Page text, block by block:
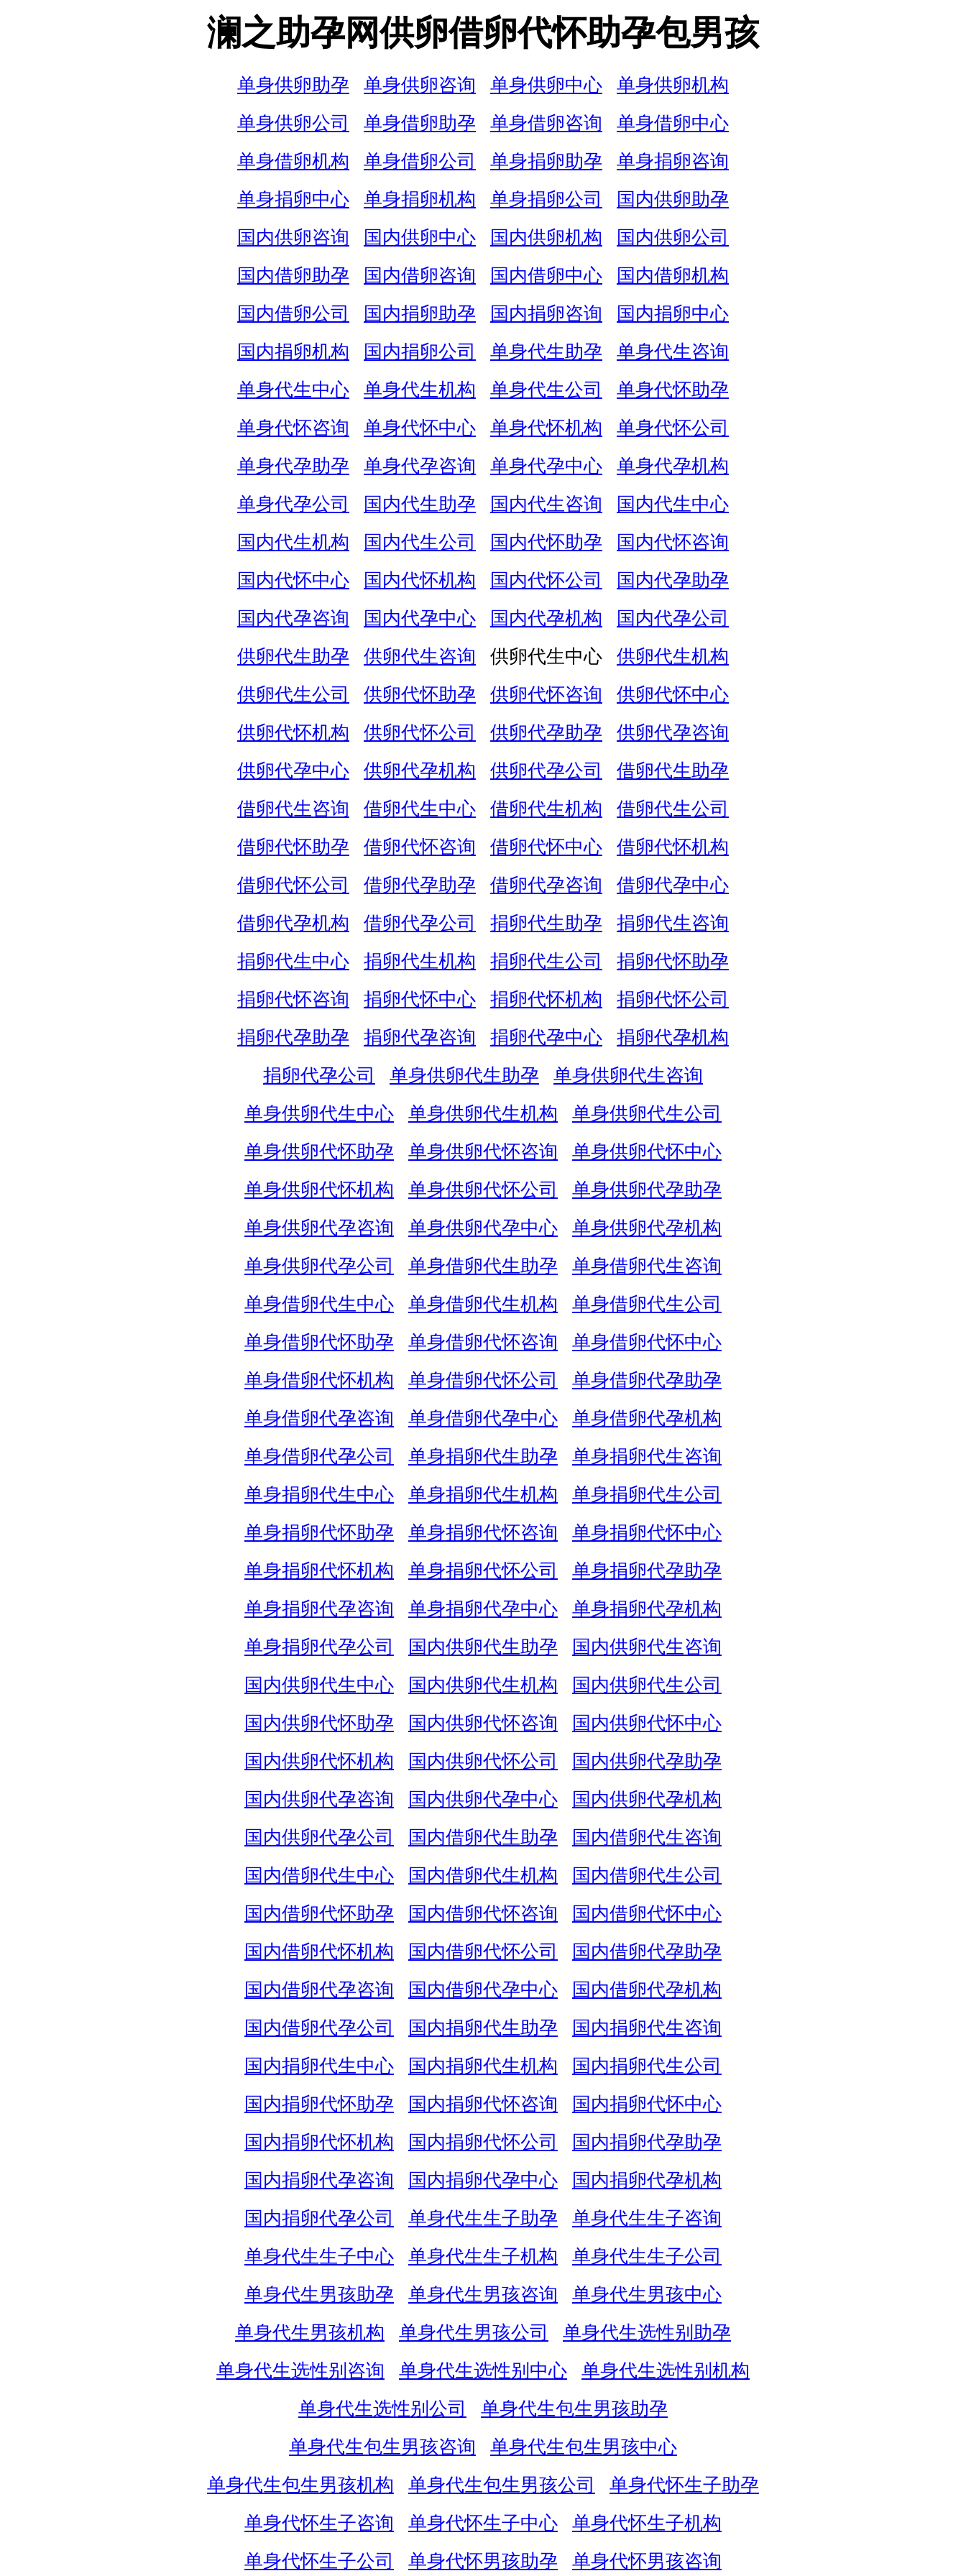
澜之助孕网供卵借卵代怀助孕包男孩
单身供卵助孕 单身供卵咨询 单身供卵中心
单身供卵机构
单身供卵公司
单身借卵助孕 单身借卵咨询
单身借卵中心
单身借卵机构
单身借卵公司 单身捐卵助孕
单身捐卵咨询
单身捐卵中心
单身捐卵机构 单身捐卵公司
国内供卵助孕
国内供卵咨询
国内供卵中心 国内供卵机构
国内供卵公司
国内借卵助孕
国内借卵咨询 国内借卵中心
国内借卵机构
国内借卵公司
国内捐卵助孕 国内捐卵咨询
国内捐卵中心
国内捐卵机构
国内捐卵公司 单身代生助孕
单身代生咨询
单身代生中心
单身代生机构 单身代生公司
单身代怀助孕
单身代怀咨询
单身代怀中心 单身代怀机构
单身代怀公司
单身代孕助孕
单身代孕咨询 单身代孕中心
单身代孕机构
单身代孕公司
国内代生助孕 国内代生咨询
国内代生中心
国内代生机构
国内代生公司 国内代怀助孕
国内代怀咨询
国内代怀中心
国内代怀机构 国内代怀公司
国内代孕助孕
国内代孕咨询
国内代孕中心 国内代孕机构
国内代孕公司
供卵代生助孕
供卵代生咨询 供卵代生中心
供卵代生机构
供卵代生公司
供卵代怀助孕 供卵代怀咨询
供卵代怀中心
供卵代怀机构
供卵代怀公司 供卵代孕助孕
供卵代孕咨询
供卵代孕中心
供卵代孕机构 供卵代孕公司
借卵代生助孕
借卵代生咨询
借卵代生中心 借卵代生机构
借卵代生公司
借卵代怀助孕
借卵代怀咨询 借卵代怀中心
借卵代怀机构
借卵代怀公司
借卵代孕助孕 借卵代孕咨询
借卵代孕中心
借卵代孕机构
借卵代孕公司 捐卵代生助孕
捐卵代生咨询
捐卵代生中心
捐卵代生机构 捐卵代生公司
捐卵代怀助孕
捐卵代怀咨询
捐卵代怀中心 捐卵代怀机构
捐卵代怀公司
捐卵代孕助孕
捐卵代孕咨询 捐卵代孕中心
捐卵代孕机构
捐卵代孕公司
单身供卵代生助孕
单身供卵代生咨询
单身供卵代生中心
单身供卵代生机构
单身供卵代生公司
单身供卵代怀助孕
单身供卵代怀咨询
单身供卵代怀中心
单身供卵代怀机构
单身供卵代怀公司
单身供卵代孕助孕
单身供卵代孕咨询
单身供卵代孕中心
单身供卵代孕机构
单身供卵代孕公司
单身借卵代生助孕
单身借卵代生咨询
单身借卵代生中心
单身借卵代生机构
单身借卵代生公司
单身借卵代怀助孕
单身借卵代怀咨询
单身借卵代怀中心
单身借卵代怀机构
单身借卵代怀公司
单身借卵代孕助孕
单身借卵代孕咨询
单身借卵代孕中心
单身借卵代孕机构
单身借卵代孕公司
单身捐卵代生助孕
单身捐卵代生咨询
单身捐卵代生中心
单身捐卵代生机构
单身捐卵代生公司
单身捐卵代怀助孕
单身捐卵代怀咨询
单身捐卵代怀中心
单身捐卵代怀机构
单身捐卵代怀公司
单身捐卵代孕助孕
单身捐卵代孕咨询
单身捐卵代孕中心
单身捐卵代孕机构
单身捐卵代孕公司
国内供卵代生助孕
国内供卵代生咨询
国内供卵代生中心
国内供卵代生机构
国内供卵代生公司
国内供卵代怀助孕
国内供卵代怀咨询
国内供卵代怀中心
国内供卵代怀机构
国内供卵代怀公司
国内供卵代孕助孕
国内供卵代孕咨询
国内供卵代孕中心
国内供卵代孕机构
国内供卵代孕公司
国内借卵代生助孕
国内借卵代生咨询
国内借卵代生中心
国内借卵代生机构
国内借卵代生公司
国内借卵代怀助孕
国内借卵代怀咨询
国内借卵代怀中心
国内借卵代怀机构
国内借卵代怀公司
国内借卵代孕助孕
国内借卵代孕咨询
国内借卵代孕中心
国内借卵代孕机构
国内借卵代孕公司
国内捐卵代生助孕
国内捐卵代生咨询
国内捐卵代生中心
国内捐卵代生机构
国内捐卵代生公司
国内捐卵代怀助孕
国内捐卵代怀咨询
国内捐卵代怀中心
国内捐卵代怀机构
国内捐卵代怀公司
国内捐卵代孕助孕
国内捐卵代孕咨询
国内捐卵代孕中心
国内捐卵代孕机构
国内捐卵代孕公司
单身代生生子助孕
单身代生生子咨询
单身代生生子中心
单身代生生子机构
单身代生生子公司
单身代生男孩助孕
单身代生男孩咨询
单身代生男孩中心
单身代生男孩机构
单身代生男孩公司
单身代生选性别助孕
单身代生选性别咨询
单身代生选性别中心
单身代生选性别机构
单身代生选性别公司
单身代生包生男孩助孕
单身代生包生男孩咨询
单身代生包生男孩中心
单身代生包生男孩机构
单身代生包生男孩公司
单身代怀生子助孕
单身代怀生子咨询
单身代怀生子中心
单身代怀生子机构
单身代怀生子公司
单身代怀男孩助孕 单身代怀男孩咨询